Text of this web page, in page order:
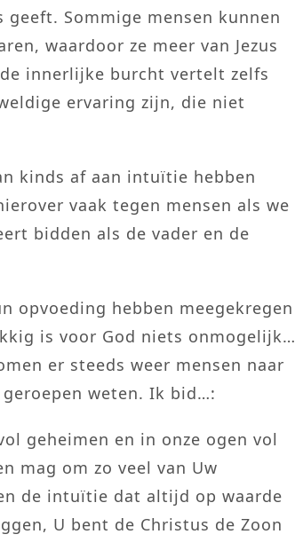
Sommige mensen kunnen
waardoor ze meer van Jezus
innerlijke burcht vertelt zelfs
ervaring zijn, die niet
kinds af aan intuïtie hebben
vaak tegen mensen als we
bidden als de vader en de
opvoeding hebben meegekregen
is voor God niets onmogelijk…
er steeds weer mensen naar
weten. Ik bid…:
geheimen en in onze ogen vol
mag om zo veel van Uw
de intuïtie dat altijd op waarde
U bent de Christus de Zoon